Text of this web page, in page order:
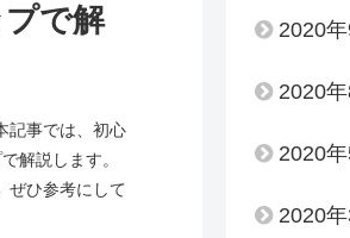
で解
記事では、初心
解説します。
ぜひ参考にして
2020年
2020年
2020年
2020年